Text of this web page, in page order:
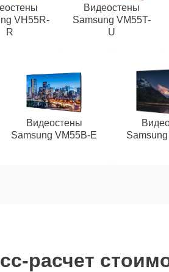
VH55R-
R
Видеостены
Samsung VM55T-
U
Видеостены
Samsung VM55B-E
расчет